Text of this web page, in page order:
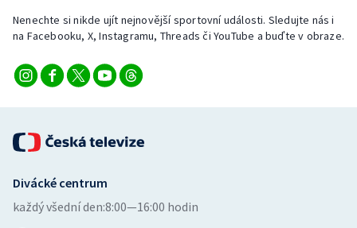
Nenechte si nikde ujít nejnovější sportovní události. Sledujte nás i
na Facebooku, X, Instagramu, Threads či YouTube a buďte v obraze.
Divácké centrum
každý všední den:8:00—16:00 hodin